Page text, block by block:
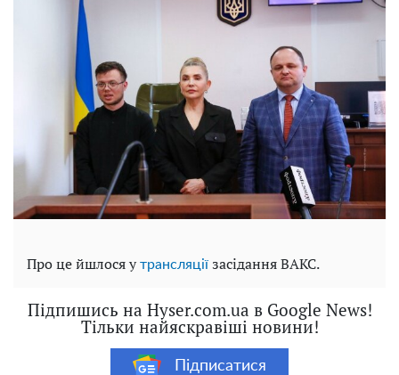
Про це йшлося утрансляції засідання ВАКС.
Підпишись на Hyser.com.ua в Google News!
Тільки найяскравіші новини!
Підписатися